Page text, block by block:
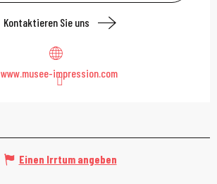
Kontaktieren Sie uns
www.musee-impression.com
Einen Irrtum angeben